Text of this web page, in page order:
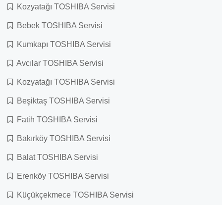
Kozyatağı TOSHIBA Servisi
Bebek TOSHIBA Servisi
Kumkapı TOSHIBA Servisi
Avcılar TOSHIBA Servisi
Kozyatağı TOSHIBA Servisi
Beşiktaş TOSHIBA Servisi
Fatih TOSHIBA Servisi
Bakırköy TOSHIBA Servisi
Balat TOSHIBA Servisi
Erenköy TOSHIBA Servisi
Küçükçekmece TOSHIBA Servisi